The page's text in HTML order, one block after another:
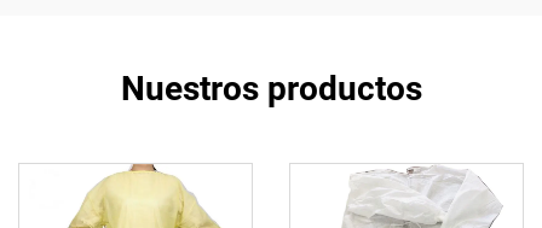
Nuestros productos